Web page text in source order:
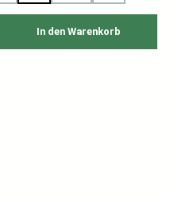
In den Warenkorb